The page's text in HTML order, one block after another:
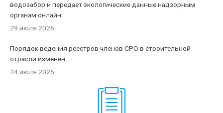
водозабор и передает экологические данные надзорным
органам онлайн
29 июля 2026
Порядок ведения реестров членов СРО в строительной
отрасли изменен
24 июля 2026